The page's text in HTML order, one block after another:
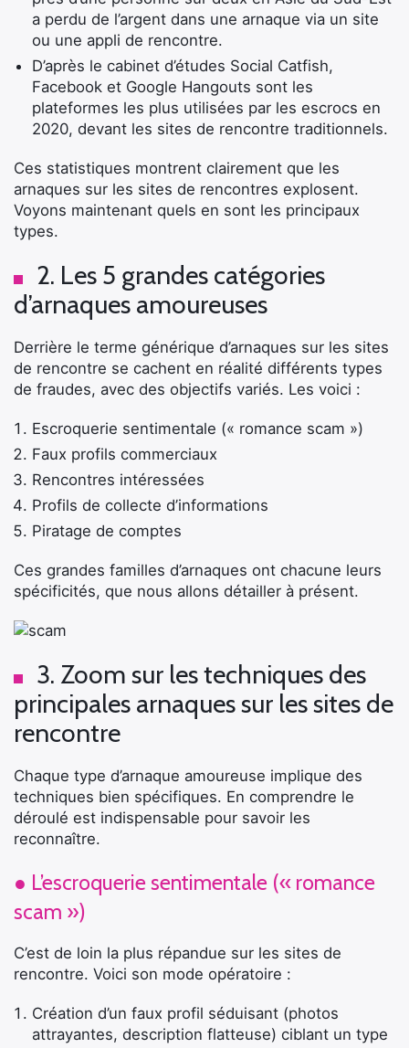
a perdu de l’argent dans une arnaque via un site
ou une appli de rencontre.
D’après le cabinet d’études Social Catfish,
Facebook et Google Hangouts sont les
plateformes les plus utilisées par les escrocs en
2020, devant les sites de rencontre traditionnels.
Ces statistiques montrent clairement que les
arnaques sur les sites de rencontres explosent.
Voyons maintenant quels en sont les principaux
types.
2. Les 5 grandes catégories
d’arnaques amoureuses
Derrière le terme générique d’arnaques sur les sites
de rencontre se cachent en réalité différents types
de fraudes, avec des objectifs variés. Les voici :
Escroquerie sentimentale (« romance scam »)
Faux profils commerciaux
Rencontres intéressées
Profils de collecte d’informations
Piratage de comptes
Ces grandes familles d’arnaques ont chacune leurs
spécificités, que nous allons détailler à présent.
3. Zoom sur les techniques des
principales arnaques sur les sites de
rencontre
Chaque type d’arnaque amoureuse implique des
techniques bien spécifiques. En comprendre le
déroulé est indispensable pour savoir les
reconnaître.
● L’escroquerie sentimentale (« romance
scam »)
C’est de loin la plus répandue sur les sites de
rencontre. Voici son mode opératoire :
Création d’un faux profil séduisant (photos
attrayantes, description flatteuse) ciblant un type